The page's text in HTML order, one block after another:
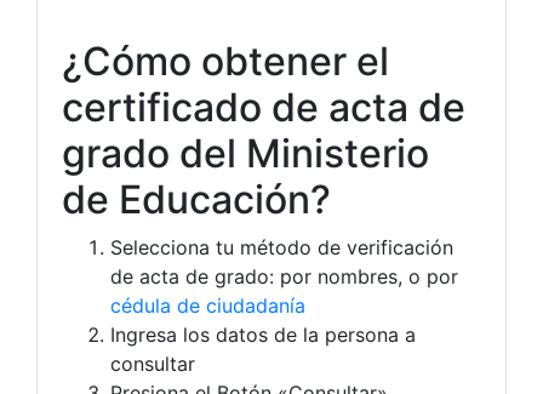
¿Cómo obtener el
certificado de acta de
grado del Ministerio
de Educación?
Selecciona tu método de verificación
de acta de grado: por nombres, o por
cédula de ciudadanía
Ingresa los datos de la persona a
consultar